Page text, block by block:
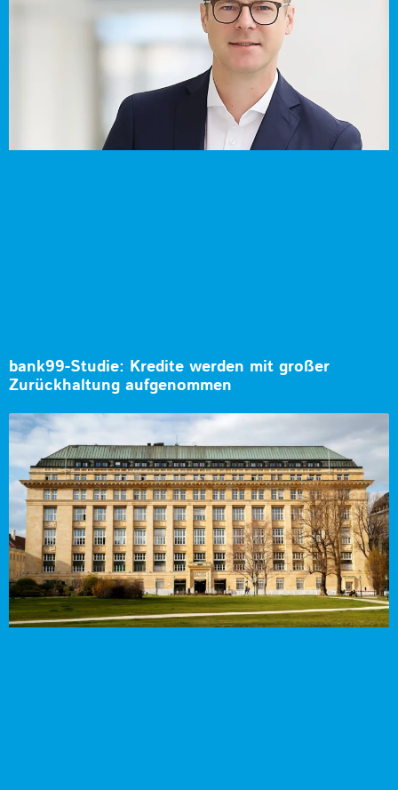
bank99-Studie: Kredite werden mit großer
Zurückhaltung aufgenommen